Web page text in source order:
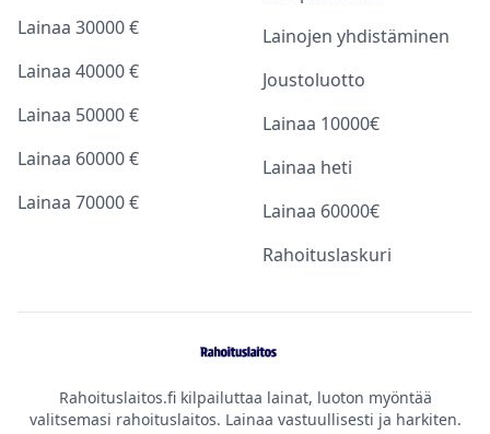
Lainaa 30000 €
Lainaa 40000 €
Lainaa 50000 €
Lainaa 60000 €
Lainaa 70000 €
Lainojen yhdistäminen
Joustoluotto
Lainaa 10000€
Lainaa heti
Lainaa 60000€
Rahoituslaskuri
Rahoituslaitos.fi kilpailuttaa lainat, luoton myöntää
valitsemasi rahoituslaitos. Lainaa vastuullisesti ja harkiten.